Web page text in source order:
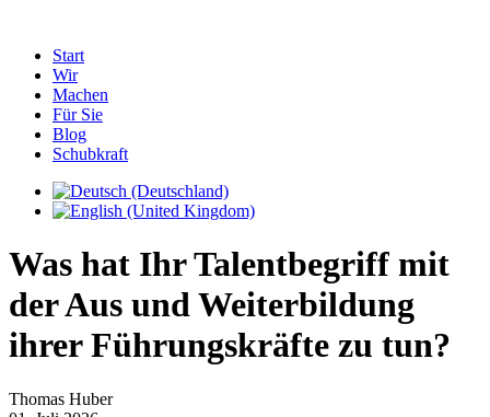
Start
Wir
Machen
Für Sie
Blog
Schubkraft
Was hat Ihr Talentbegriff mit
der Aus und Weiterbildung
ihrer Führungskräfte zu tun?
Thomas Huber